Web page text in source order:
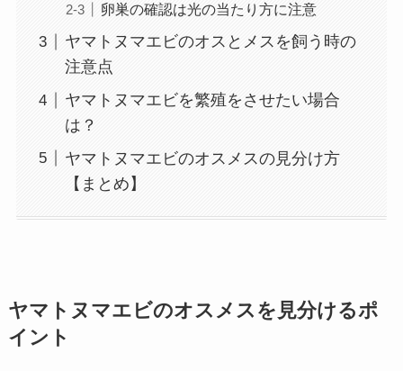
卵巣の確認は光の当たり方に注意
ヤマトヌマエビのオスとメスを飼う時の
注意点
ヤマトヌマエビを繁殖をさせたい場合
は？
ヤマトヌマエビのオスメスの見分け方
【まとめ】
ヤマトヌマエビのオスメスを見分けるポ
イント